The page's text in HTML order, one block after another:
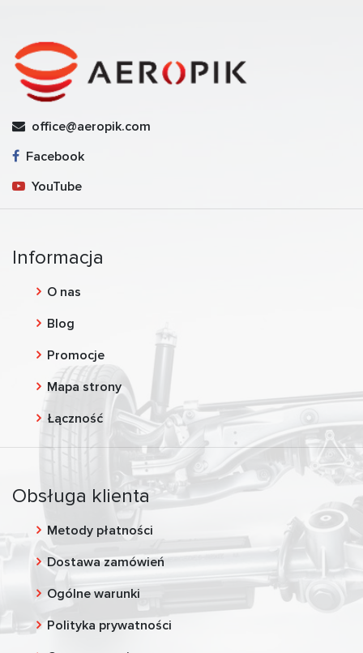
office@aeropik.com
Facebook
YouTube
Informacja
O nas
Blog
Promocje
Mapa strony
Łączność
Obsługa klienta
Metody płatności
Dostawa zamówień
Ogólne warunki
Polityka prywatności